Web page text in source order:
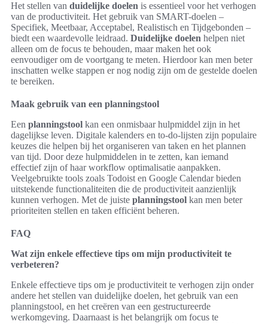
Het stellen van duidelijke doelen is essentieel voor het verhogen
van de productiviteit. Het gebruik van SMART-doelen –
Specifiek, Meetbaar, Acceptabel, Realistisch en Tijdgebonden –
biedt een waardevolle leidraad. Duidelijke doelen helpen niet
alleen om de focus te behouden, maar maken het ook
eenvoudiger om de voortgang te meten. Hierdoor kan men beter
inschatten welke stappen er nog nodig zijn om de gestelde doelen
te bereiken.
Maak gebruik van een planningstool
Een planningstool kan een onmisbaar hulpmiddel zijn in het
dagelijkse leven. Digitale kalenders en to-do-lijsten zijn populaire
keuzes die helpen bij het organiseren van taken en het plannen
van tijd. Door deze hulpmiddelen in te zetten, kan iemand
effectief zijn of haar workflow optimalisatie aanpakken.
Veelgebruikte tools zoals Todoist en Google Calendar bieden
uitstekende functionaliteiten die de productiviteit aanzienlijk
kunnen verhogen. Met de juiste planningstool kan men beter
prioriteiten stellen en taken efficiënt beheren.
FAQ
Wat zijn enkele effectieve tips om mijn productiviteit te
verbeteren?
Enkele effectieve tips om je productiviteit te verhogen zijn onder
andere het stellen van duidelijke doelen, het gebruik van een
planningstool, en het creëren van een gestructureerde
werkomgeving. Daarnaast is het belangrijk om focus te